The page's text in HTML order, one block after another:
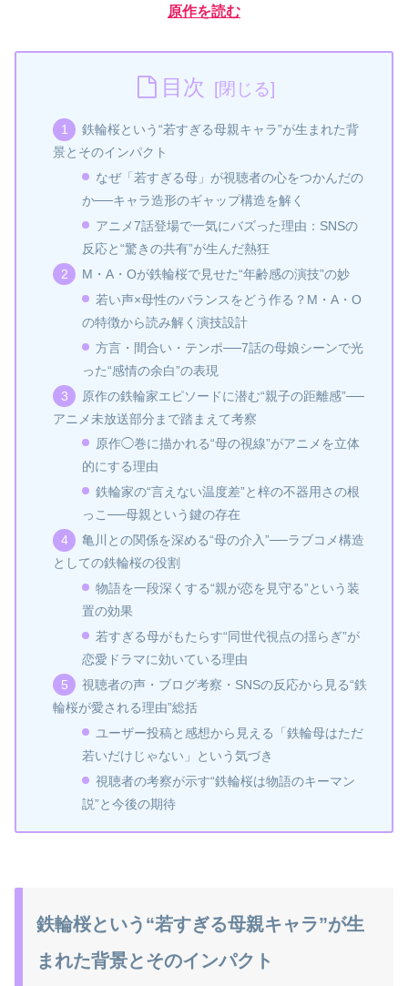
原作を読む
目次
鉄輪桜という“若すぎる母親キャラ”が生まれた背
景とそのインパクト
なぜ「若すぎる母」が視聴者の心をつかんだの
か──キャラ造形のギャップ構造を解く
アニメ7話登場で一気にバズった理由：SNSの
反応と“驚きの共有”が生んだ熱狂
M・A・Oが鉄輪桜で見せた“年齢感の演技”の妙
若い声×母性のバランスをどう作る？M・A・O
の特徴から読み解く演技設計
方言・間合い・テンポ──7話の母娘シーンで光
った“感情の余白”の表現
原作の鉄輪家エピソードに潜む“親子の距離感”──
アニメ未放送部分まで踏まえて考察
原作◯巻に描かれる“母の視線”がアニメを立体
的にする理由
鉄輪家の“言えない温度差”と梓の不器用さの根
っこ──母親という鍵の存在
亀川との関係を深める“母の介入”──ラブコメ構造
としての鉄輪桜の役割
物語を一段深くする“親が恋を見守る”という装
置の効果
若すぎる母がもたらす“同世代視点の揺らぎ”が
恋愛ドラマに効いている理由
視聴者の声・ブログ考察・SNSの反応から見る“鉄
輪桜が愛される理由”総括
ユーザー投稿と感想から見える「鉄輪母はただ
若いだけじゃない」という気づき
視聴者の考察が示す“鉄輪桜は物語のキーマン
説”と今後の期待
鉄輪桜という“若すぎる母親キャラ”が生
まれた背景とそのインパクト